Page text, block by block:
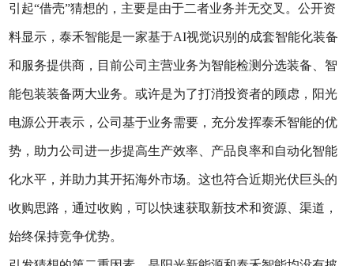
引起“借壳”猜想的，主要是由于二者业务并无交叉。公开资
料显示，泰禾智能是一家基于AI视觉识别的成套智能化装备
和服务提供商，目前公司主营业务为智能检测分选装备、智
能包装装备两大业务。或许是为了打消投资者的顾虑，阳光
电源公开表示，公司基于业务需要，充分发挥泰禾智能的优
势，助力公司进一步提高生产效率、产品良率和自动化智能
化水平，并助力其开拓海外市场。这也符合近期光伏巨头的
收购思路，通过收购，可以快速获取新技术和资源、渠道，
始终保持竞争优势。